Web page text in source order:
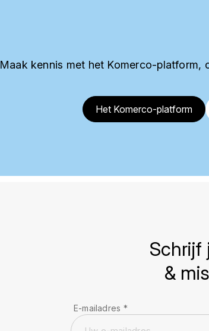
Maak kennis met het Komerco-platform,
Het Komerco-platform
Schrijf
&
E-mailadres *